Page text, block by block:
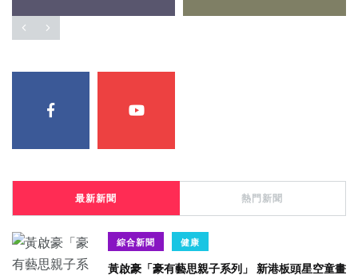
最新新聞 熱門新聞
綜合新聞 健康
黃啟豪「豪有藝思親子系列」 新港板頭星空童畫